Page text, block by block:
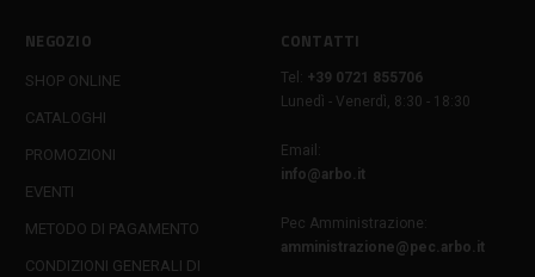
NEGOZIO
SHOP ONLINE
CATALOGHI
PROMOZIONI
EVENTI
METODO DI PAGAMENTO
CONDIZIONI GENERALI DI
CONTATTI
Tel:
+39 0721 855706
Lunedì - Venerdì, 8:30 - 18:30
Email:
info@arbo.it
Pec Amministrazione:
amministrazione@pec.arbo.it